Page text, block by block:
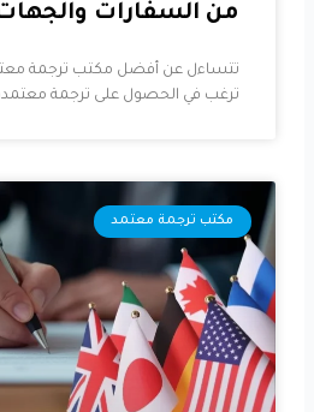
من السفارات
تتساءل عن أفضل مكتب ترجمة
ترغب في الحصول على ترجمة معتمدة
مكتب ترجمة معتمد